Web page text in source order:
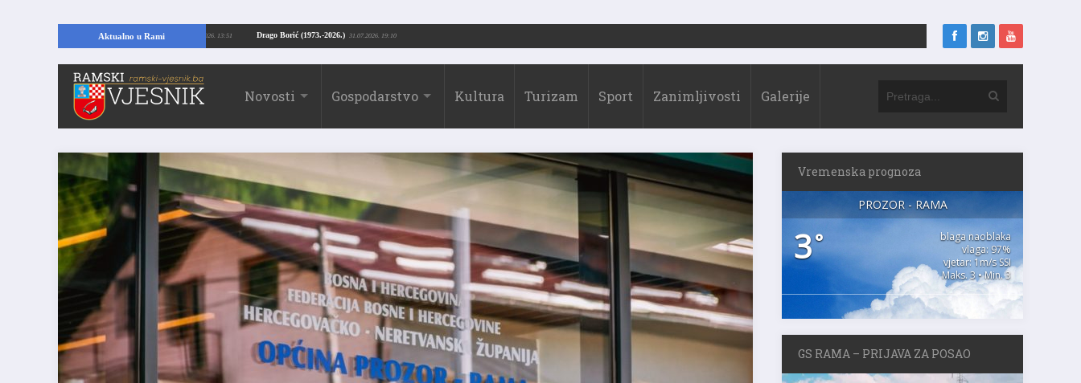
Aktualno u Rami Drago Borić (1973.-2026.)
Kopajući temelje kuće, pronašao vrijedne arheološke ostatke 24.07.2026. 13:51
Novosti Gospodarstvo Kultura Turizam Sport Zanimljivosti Galerije
Vremenska prognoza
PROZOR - RAMA
3°
blaga naoblaka
vlaga: 97%
vjetar: 1m/s SSI
Maks. 3 • Min. 3
GS RAMA – PRIJAVA ZA POSAO